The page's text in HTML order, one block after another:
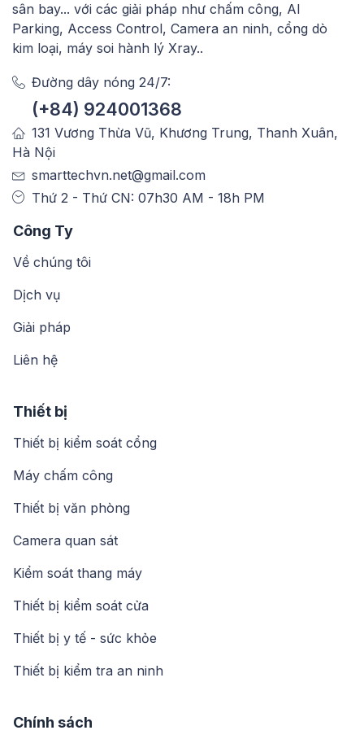
sân bay... với các giải pháp như chấm công, AI
Parking, Access Control, Camera an ninh, cổng dò
kim loại, máy soi hành lý Xray..
Đường dây nóng 24/7:
(+84) 924001368
131 Vương Thừa Vũ, Khương Trung, Thanh Xuân,
Hà Nội
smarttechvn.net@gmail.com
Thứ 2 - Thứ CN: 07h30 AM - 18h PM
Công Ty
Về chúng tôi
Dịch vụ
Giải pháp
Liên hệ
Thiết bị
Thiết bị kiểm soát cổng
Máy chấm công
Thiết bị văn phòng
Camera quan sát
Kiểm soát thang máy
Thiết bị kiểm soát cửa
Thiết bị y tế - sức khỏe
Thiết bị kiểm tra an ninh
Chính sách